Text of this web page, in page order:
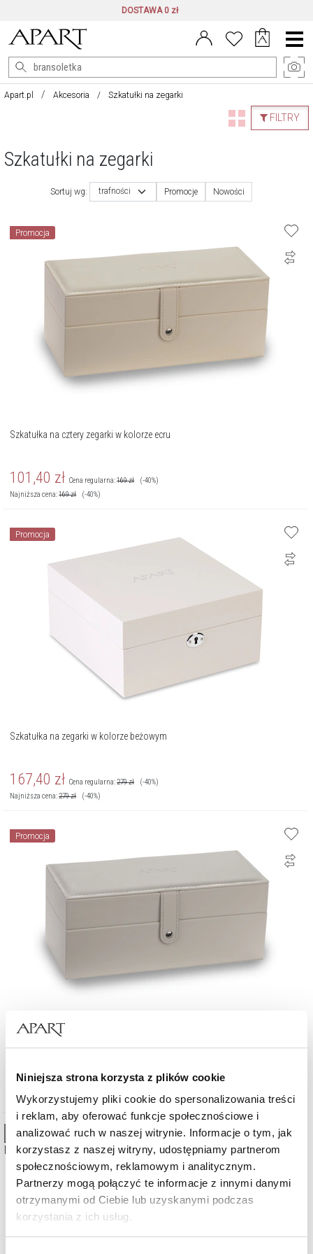
Niniejsza strona korzysta z plików cookie
Wykorzystujemy pliki cookie do spersonalizowania treści
i reklam, aby oferować funkcje społecznościowe i
analizować ruch w naszej witrynie. Informacje o tym, jak
korzystasz z naszej witryny, udostępniamy partnerom
społecznościowym, reklamowym i analitycznym.
Partnerzy mogą połączyć te informacje z innymi danymi
otrzymanymi od Ciebie lub uzyskanymi podczas
korzystania z ich usług.
DOSTAWA 0 zł
Menu
główne
Apart.pl Akcesoria Szkatułki na zegarki
FILTRY
Szkatułki na zegarki
Sortuj wg: trafności Promocje Nowości
Promocja
Szkatułka na cztery zegarki w kolorze ecru
101,40 zł Cena regularna:169zł
(-40%)
Najniższa cena:169zł (-40%)
Promocja
Szkatułka na zegarki w kolorze beżowym
167,40 zł Cena regularna:279zł
(-40%)
Najniższa cena:279zł (-40%)
Promocja
Szkatułka na cztery zegarki w kolorze szarym
101,40 zł Cena regularna:169 zł
(-40%)
Najniższa cena:169 zł (-40%)
High-contrast mode
Możesz być zainteresowany